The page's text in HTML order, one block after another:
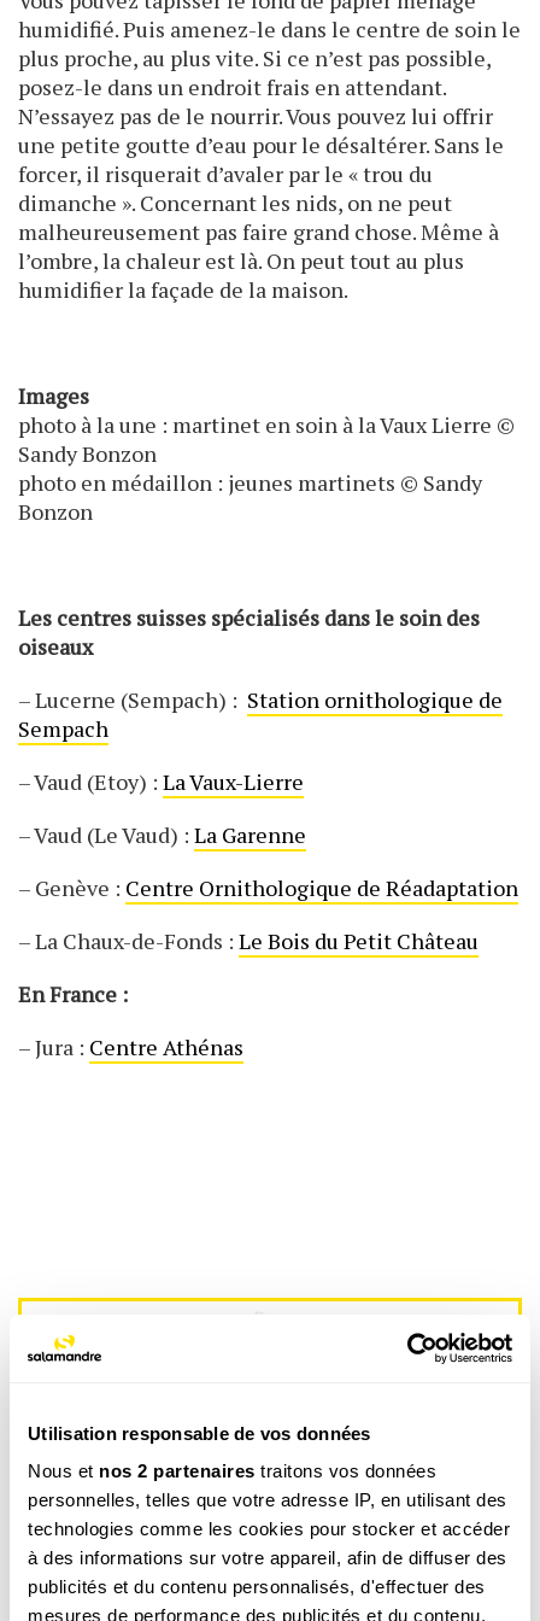
Utilisation responsable de vos données
Nous et nos 2 partenaires traitons vos données
personnelles, telles que votre adresse IP, en utilisant des
technologies comme les cookies pour stocker et accéder
à des informations sur votre appareil, afin de diffuser des
publicités et du contenu personnalisés, d'effectuer des
mesures de performance des publicités et du contenu,
humidifié. Puis amenez-le dans le centre de soin le
plus proche, au plus vite. Si ce n’est pas possible,
posez-le dans un endroit frais en attendant.
N’essayez pas de le nourrir. Vous pouvez lui offrir
une petite goutte d’eau pour le désaltérer. Sans le
forcer, il risquerait d’avaler par le « trou du
dimanche ». Concernant les nids, on ne peut
malheureusement pas faire grand chose. Même à
l’ombre, la chaleur est là. On peut tout au plus
humidifier la façade de la maison.
Images
photo à la une : martinet en soin à la Vaux Lierre ©
Sandy Bonzon
photo en médaillon : jeunes martinets © Sandy
Bonzon
Les centres suisses spécialisés dans le soin des
oiseaux
– Lucerne (Sempach) : Station ornithologique de
Sempach
– Vaud (Etoy) : La Vaux-Lierre
– Vaud (Le Vaud) : La Garenne
– Genève : Centre Ornithologique de Réadaptation
– La Chaux-de-Fonds : Le Bois du Petit Château
En France :
– Jura : Centre Athénas
La newsletter nature qui fait du bien !
Votre escapade nature hebdomadaire : reportages,
interviews, Minute Nature, …
Voir un exemple